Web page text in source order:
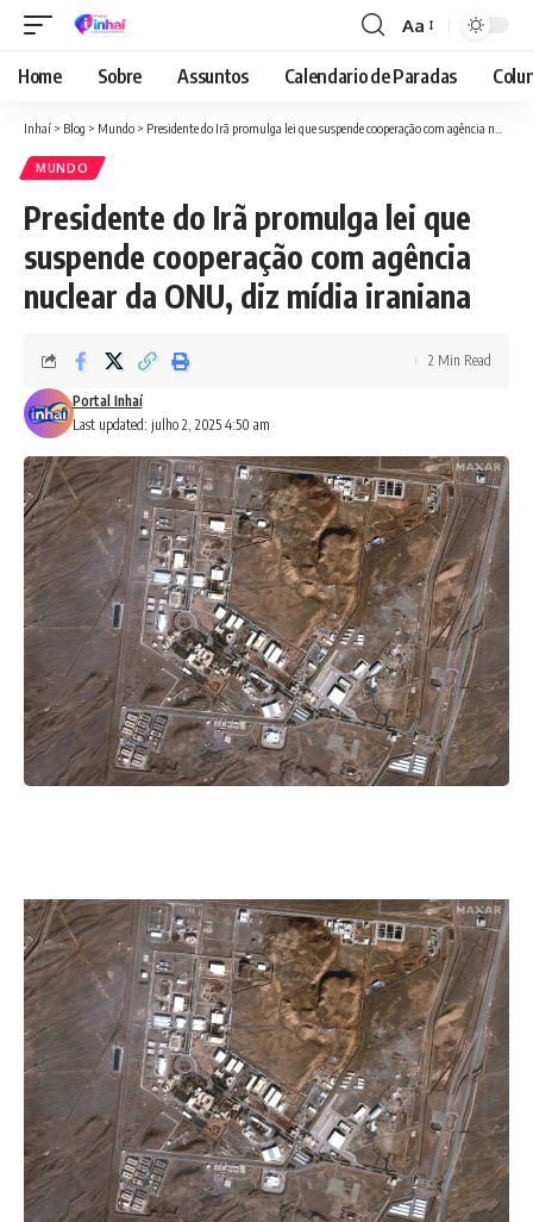
Font
Resizer
Aa
Home Sobre Assuntos Calendario de Paradas
Inhaí > Blog > Mundo > Presidente do Irã promulga lei que suspende cooperação com agência nuclear da ONU, diz mídia iraniana
MUNDO
Presidente do Irã promulga lei que
suspende cooperação com agência
nuclear da ONU, diz mídia iraniana
Last updated: julho 2, 2025 4:50 am
Portal Inhaí
2 Min Read